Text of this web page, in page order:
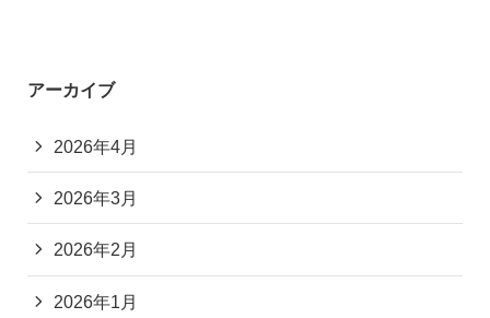
アーカイブ
2026年4月
2026年3月
2026年2月
2026年1月